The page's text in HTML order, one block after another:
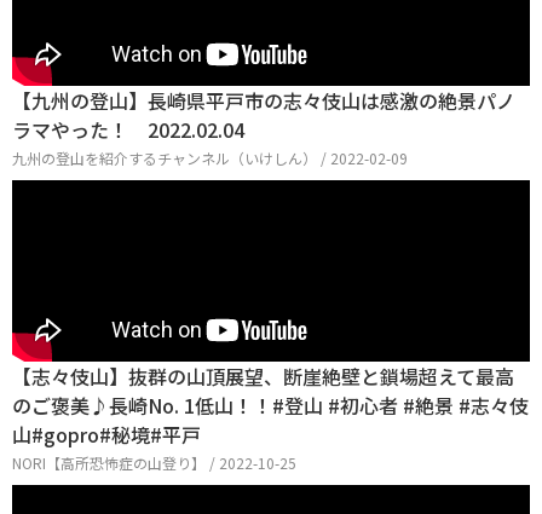
【九州の登山】長崎県平戸市の志々伎山は感激の絶景パノ
ラマやった！ 2022.02.04
九州の登山を紹介するチャンネル（いけしん） / 2022-02-09
【志々伎山】抜群の山頂展望、断崖絶壁と鎖場超えて最高
のご褒美♪長崎No. 1低山！！#登山 #初心者 #絶景 #志々伎
山#gopro#秘境#平戸
NORI【高所恐怖症の山登り】 / 2022-10-25